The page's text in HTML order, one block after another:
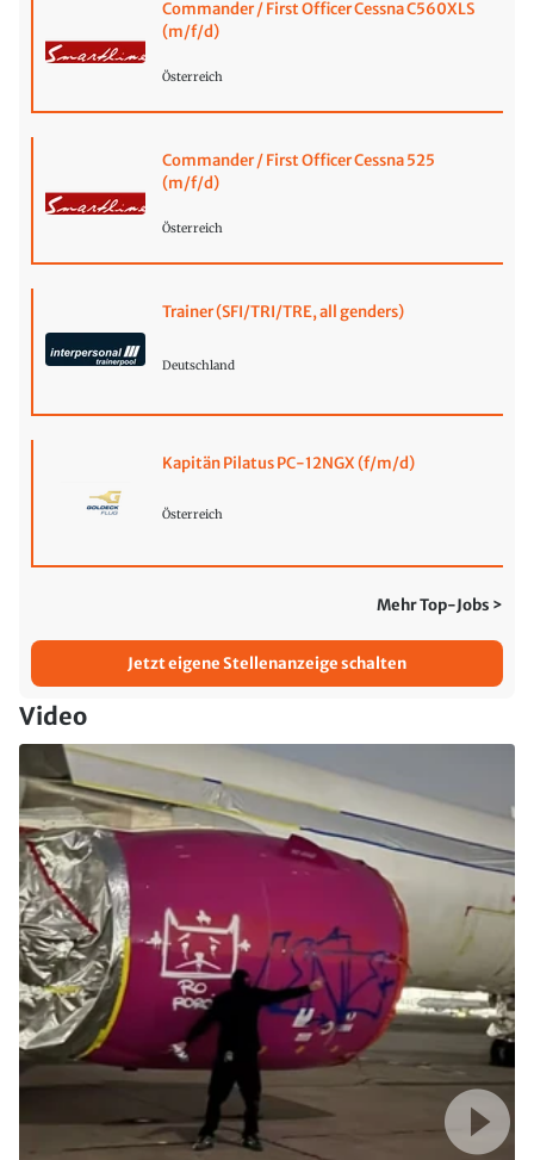
Commander / First Officer Cessna C560XLS
(m/f/d)
Österreich
Commander / First Officer Cessna 525
(m/f/d)
Österreich
Trainer (SFI/TRI/TRE, all genders)
Deutschland
Kapitän Pilatus PC-12NGX (f/m/d)
Österreich
Mehr Top-Jobs >
Jetzt eigene Stellenanzeige schalten
Video